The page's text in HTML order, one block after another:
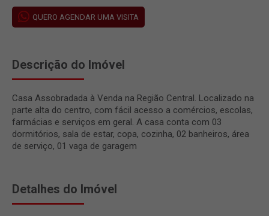
QUERO AGENDAR UMA VISITA
Descrição do Imóvel
Casa Assobradada à Venda na Região Central. Localizado na
parte alta do centro, com fácil acesso a comércios, escolas,
farmácias e serviços em geral. A casa conta com 03
dormitórios, sala de estar, copa, cozinha, 02 banheiros, área
de serviço, 01 vaga de garagem
Detalhes do Imóvel